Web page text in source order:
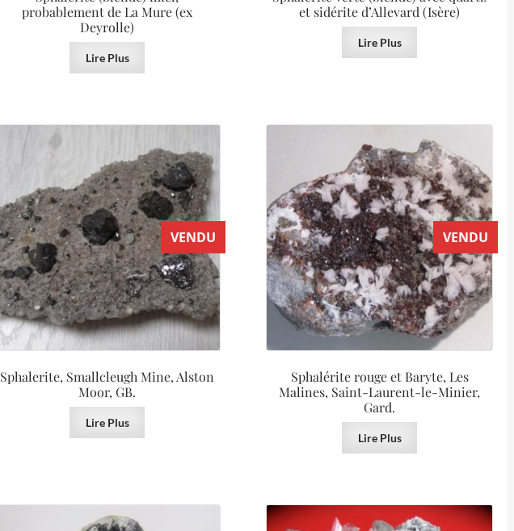
probablement de La Mure (ex
Deyrolle)
Lire Plus
et sidérite d’Allevard (Isère)
Lire Plus
VENDU
Sphalerite, Smallcleugh Mine, Alston
Moor, GB.
Lire Plus
VENDU
Sphalérite rouge et Baryte, Les
Malines, Saint-Laurent-le-Minier,
Gard.
Lire Plus